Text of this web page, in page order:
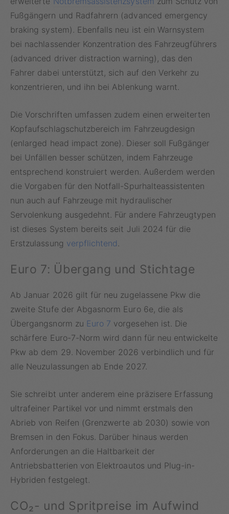
Fußgängern und Radfahrern (advanced emergency
braking system). Ebenfalls neu ist ein Warnsystem
bei nachlassender Konzentration des Fahrzeugführers
(advanced driver distraction warning), das den
Fahrer dabei unterstützt, sich auf den Verkehr zu
konzentrieren, und ihn bei Ablenkung warnt.
Die Vorschriften umfassen zudem einen erweiterten
Kopfaufschlagschutzbereich im Fahrzeugdesign
(enlarged head impact zone). Dieser soll Fußgänger
bei Unfällen besser schützen, indem Fahrzeuge
entsprechend konstruiert werden. Außerdem werden
die Vorgaben für den Notfall-Spurhalteassistenten
nun auch auf Fahrzeuge mit hydraulischer
Servolenkung ausgedehnt. Für andere Fahrzeugtypen
ist dieses System bereits seit Juli 2024 für die
Erstzulassung verpflichtend
Euro 7: Übergang und Stichtage
Ab Januar 2026 gilt für neu zugelassene Pkw die
zweite Stufe der Abgasnorm Euro 6e, die als
Übergangsnorm zu Euro 7 vorgesehen ist. Die
schärfere Euro-7-Norm wird dann für neu entwickelte
Pkw ab dem 29. November 2026 verbindlich und für
alle Neuzulassungen ab Ende 2027.
Sie schreibt unter anderem eine präzisere Erfassung
ultrafeiner Partikel vor und nimmt erstmals den
Abrieb von Reifen (Grenzwerte ab 2030) sowie von
Bremsen in den Fokus. Darüber hinaus werden
Anforderungen an die Haltbarkeit der
Antriebsbatterien von Elektroautos und Plug-in-
Hybriden festgelegt.
CO₂- und Spritpreise im Aufwind